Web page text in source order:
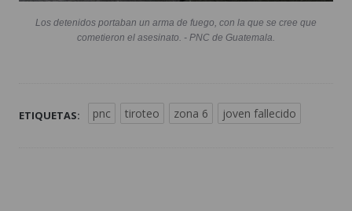
Los detenidos portaban un arma de fuego, con la que se cree que
cometieron el asesinato. - PNC de Guatemala.
ETIQUETAS: pnc tiroteo zona 6 joven fallecido